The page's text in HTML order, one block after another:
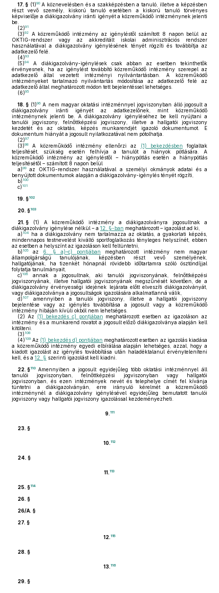
17. § (1)90A köznevelésben és a szakképzésben a tanuló, illetve a képzésben
részt vevő személy, kiskorú tanuló esetében a kiskorú tanuló törvényes
képviselője a diákigazolvány iránti igényét a közreműködő intézménynek jelenti
be.
(2)91
(3)92
A közreműködő intézmény az igényléstől számított 8 napon belül az
OKTIG-rendszer vagy az akkreditált iskolai adminisztrációs rendszer
használatával a diákigazolvány igénylésének tényét rögzíti és továbbítja az
adatkezelő felé.
(4)93
(5)94
A diákigazolvány-igénylések csak abban az esetben tekinthetők
érvényesnek, ha az igénylést továbbító közreműködő intézmény szerepel az
adatkezelő által vezetett intézményi nyilvántartásban. A közreműködő
intézményeket tartalmazó nyilvántartás módosítása az adatkezelő felé az
adatkezelő által meghatározott módon tett bejelentéssel lehetséges.
(6)95
18. § (1)96 A nem magyar oktatási intézménnyel jogviszonyban álló jogosult a
diákigazolvány iránti igényét az adatkezelőnek, mint közreműködő
intézménynek jelenti be. A diákigazolvány igényléséhez be kell nyújtani a
tanulói jogviszony, felnőttképzési jogviszony, illetve a hallgatói jogviszony
kezdetét és az oktatás, képzés munkarendjét igazoló dokumentumot. E
dokumentum hiányát a jogosult nyilatkozatával nem pótolhatja.
(2)97
(3)98 A közreműködő intézmény ellenőrzi az (1) bekezdésben foglaltak
teljesítését, szükség esetén felhívja a tanulót a hiányok pótlására. A
közreműködő intézmény az igényléstől – hiánypótlás esetén a hiánypótlás
teljesítésétől – számított 8 napon belül
a)99
az OKTIG-rendszer használatával a személyi okmányok adatai és a
benyújtott dokumentumok alapján a diákigazolvány-igénylés tényét rögzíti,
b) 100
c) 101
19. §102
20. §103
21. § (1)
A közreműködő intézmény a diákigazolványra jogosultnak a
diákigazolvány igénylése nélkül – a 12. §-ban meghatározott – igazolást ad ki,
a) 104
ha a diákigazolvány nem tartalmazza az oktatás, a gyakorlati képzés,
mindennapos testnevelést kiváltó sportfoglalkozás tényleges helyszínét, ebben
az esetben a helyszínt az igazoláson kell feltüntetni,
b) 105 az 6. § a)–c) pontjában meghatározott intézmény nem magyar
állampolgárságú tanulójának, képzésben részt vevő személyének,
hallgatójának, ha tizenkét hónapnál rövidebb időtartamra szóló ösztöndíjjal
folytatja tanulmányait,
c) 106
annak a jogosultnak, aki tanulói jogviszonyának, felnőttképzési
jogviszonyának, illetve hallgatói jogviszonyának megszűnését követően, de a
diákigazolvány érvényességi idejének lejárata előtt elveszíti diákigazolványát,
vagy diákigazolványa a jogosultságok igazolására alkalmatlanná válik,
d) 107
amennyiben a tanulói jogviszony, illetve a hallgatói jogviszony
bejelentése vagy az igénylés továbbítása a jogosult vagy a közreműködő
intézmény hibáján kívüli okból nem lehetséges.
(2) Az (1) bekezdés c) pontjában meghatározott esetben az igazoláson az
intézmény és a munkarend rovatot a jogosult előző diákigazolványa alapján kell
kitölteni.
(3) 108
(4) 109 Az (1) bekezdés d) pontjában meghatározott esetben az igazolás kiadása
a közreműködő intézmény egyedi elbírálása alapján lehetséges, azzal, hogy a
kiadott igazolást az igénylés továbbítása után haladéktalanul érvényteleníteni
kell, és a 12. § szerinti igazolást kell kiadni.
22. §110 Amennyiben a jogosult egyidejűleg több oktatási intézménnyel áll
tanulói jogviszonyban, felnőttképzési jogviszonyban vagy hallgatói
jogviszonyban, és ezen intézmények nevét és telephelye címét fel kívánja
tüntetni a diákigazolványán, erre irányuló kérelmét a közreműködő
intézménynél a diákigazolvány igénylésével egyidejűleg bemutatott tanulói
jogviszony vagy hallgatói jogviszony igazolással kezdeményezheti.
9.111
23. §
10.112
24. §
11.113
25. §114
26. §
26/A. §
27. §
12.115
28. §
13.116
29. §